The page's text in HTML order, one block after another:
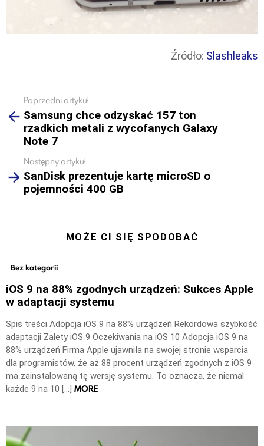
Źródło: Slashleaks
more
Poprzedni artykuł
Samsung chce odzyskać 157 ton
rzadkich metali z wycofanych Galaxy
Note 7
Następny artykuł
SanDisk prezentuje kartę microSD o
pojemności 400 GB
MOŻE CI SIĘ SPODOBAĆ
Bez kategorii
iOS 9 na 88% zgodnych urządzeń: Sukces Apple
w adaptacji systemu
Spis treści Adopcja iOS 9 na 88% urządzeń Rekordowa szybkość
adaptacji Zalety iOS 9 Oczekiwania na iOS 10 Adopcja iOS 9 na
88% urządzeń Firma Apple ujawniła na swojej stronie wsparcia
dla programistów, że aż 88 procent urządzeń zgodnych z iOS 9
ma zainstalowaną tę wersję systemu. To oznacza, że niemal
każde 9 na 10 […] MORE